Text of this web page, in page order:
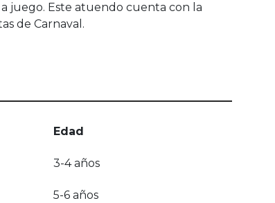
juego. Este atuendo cuenta con la
de Carnaval.
Edad
3-4 años
5-6 años